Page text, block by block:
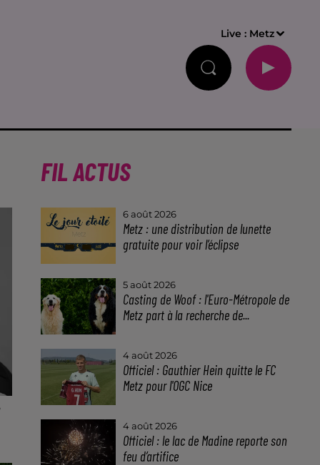
Live : Metz
FIL ACTUS
6 août 2026
Metz : une distribution de lunette
gratuite pour voir l’éclipse
5 août 2026
Casting de Woof : l'Euro-Métropole de
Metz part à la recherche de...
4 août 2026
Officiel : Gauthier Hein quitte le FC
Metz pour l'OGC Nice
4 août 2026
Officiel : le lac de Madine reporte son
feu d’artifice